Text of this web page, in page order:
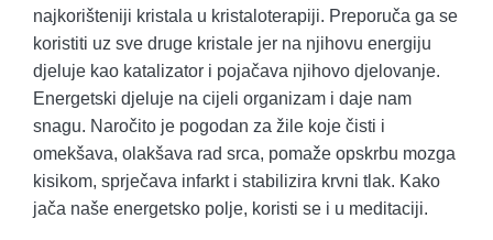
najkorišteniji kristala u kristaloterapiji. Preporuča ga se
koristiti uz sve druge kristale jer na njihovu energiju
djeluje kao katalizator i pojačava njihovo djelovanje.
Energetski djeluje na cijeli organizam i daje nam
snagu. Naročito je pogodan za žile koje čisti i
omekšava, olakšava rad srca, pomaže opskrbu mozga
kisikom, sprječava infarkt i stabilizira krvni tlak. Kako
jača naše energetsko polje, koristi se i u meditaciji.